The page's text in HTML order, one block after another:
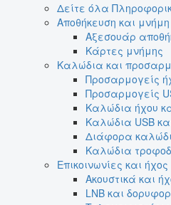
Δείτε όλα
Αποθήκευση και μνήμη
Αξεσουάρ
Κάρτες μνήμης
Καλώδια και
Προσαρμογείς
Προσαρμογείς
Καλώδια ήχου
Καλώδια USB
Διάφορα
Καλώδια
Επικοινωνίες και ήχος
Ακουστικά και
LNB και